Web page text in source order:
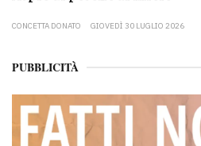
CONCETTA DONATO GIOVEDÌ 30 LUGLIO 2026
PUBBLICITÀ